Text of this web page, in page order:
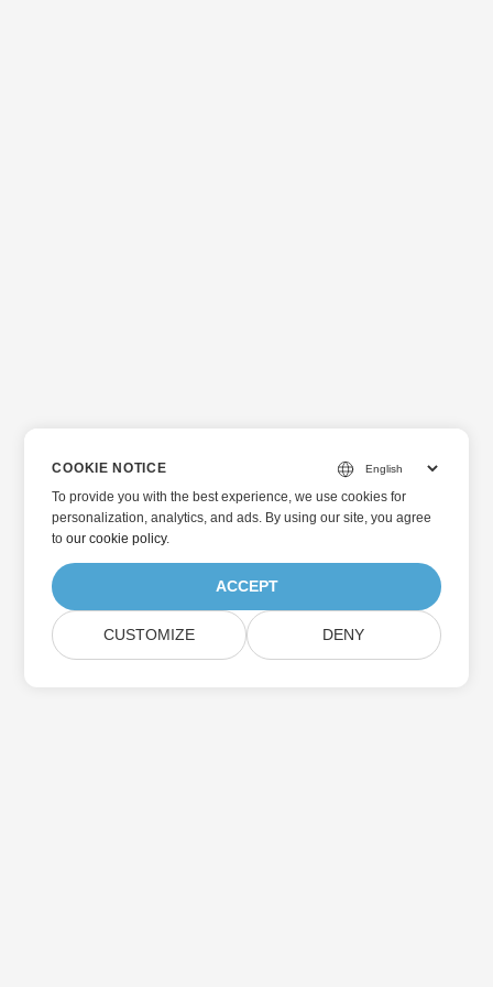
COOKIE NOTICE
To provide you with the best experience, we use cookies for
personalization, analytics, and ads. By using our site, you agree
toour cookie policy.
ACCEPT
CUSTOMIZE DENY